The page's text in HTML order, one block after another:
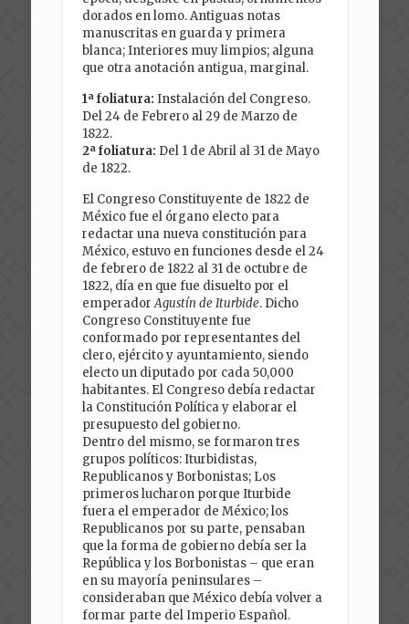
dorados en lomo. Antiguas notas
manuscritas en guarda y primera
blanca; Interiores muy limpios; alguna
que otra anotación antigua, marginal.
1ª foliatura: Instalación del Congreso.
Del 24 de Febrero al 29 de Marzo de
1822.
2ª foliatura: Del 1 de Abril al 31 de Mayo
de 1822.
El Congreso Constituyente de 1822 de
México fue el órgano electo para
redactar una nueva constitución para
México, estuvo en funciones desde el 24
de febrero de 1822 al 31 de octubre de
1822, día en que fue disuelto por el
emperadorAgustín de Iturbide. Dicho
Congreso Constituyente fue
conformado por representantes del
clero, ejército y ayuntamiento, siendo
electo un diputado por cada 50,000
habitantes. El Congreso debía redactar
la Constitución Política y elaborar el
presupuesto del gobierno.
Dentro del mismo, se formaron tres
grupos políticos: Iturbidistas,
Republicanos y Borbonistas; Los
primeros lucharon porque Iturbide
fuera el emperador de México; los
Republicanos por su parte, pensaban
que la forma de gobierno debía ser la
República y los Borbonistas – que eran
en su mayoría peninsulares –
consideraban que México debía volver a
formar parte del Imperio Español.